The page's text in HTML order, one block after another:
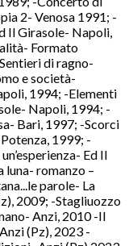
2- Venosa 1991; -
Il Girasole- Napoli,
Formato
di ragno-
e società-
1994; -Elementi
Napoli, 1994; -
Bari, 1997; -Scorci
1999; -
Ed Il
romanzo –
parole- La
2009; -Stagliuozzo
Anzi, 2010 -Il
(Pz), 2023 -